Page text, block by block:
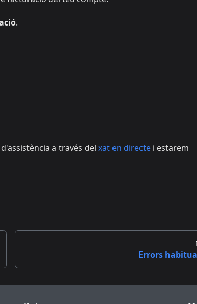
.
a través del xat en directe i estarem
Errors